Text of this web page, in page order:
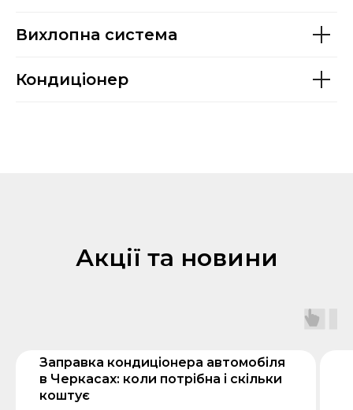
Вихлопна система
Кондиціонер
Акції та новини
Заправка кондиціонера автомобіля
в Черкасах: коли потрібна і скільки
коштує